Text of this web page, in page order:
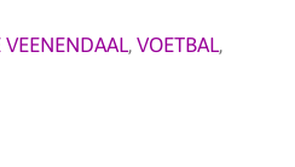
VEENENDAAL, VOETBAL,